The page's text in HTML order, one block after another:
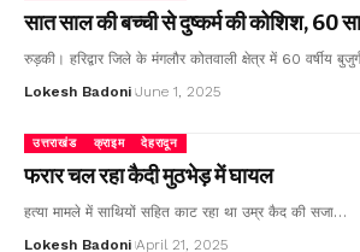
सात साल की बच्ची से दुष्कर्म की कोशिश, 60
रुड़की। हरिद्वार जिले के मंगलौर कोतवाली क्षेत्र में 60 वर्षीय बुजुर्ग
Lokesh Badoni June 1, 2025
उत्तराखंड क्राइम देहरादून
फरार चल रहा कैदी मुठभेड़ में घायल
हत्या मामले में साथियों सहित काट रहा था उम्र कैद की सजा…
Lokesh Badoni April 21, 2025